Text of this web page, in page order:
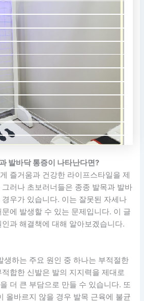
발바닥 통증이 나타난다면?
즐거움과 건강한 라이프스타일을 제
러나 초보러너들은 종종 발목과 발바
우가 있습니다. 이는 잘못된 자세나
에 발생할 수 있는 문제입니다. 이 글
과 해결책에 대해 알아보겠습니다.
생하는 주요 원인 중 하나는 부적절한
합한 신발은 발의 지지력을 제대로
더 큰 부담으로 만들 수 있습니다. 또
올바르지 않을 경우 발목 근육에 불균